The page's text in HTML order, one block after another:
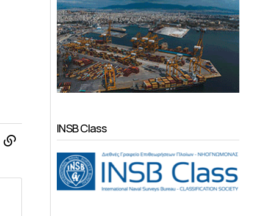
INSB Class